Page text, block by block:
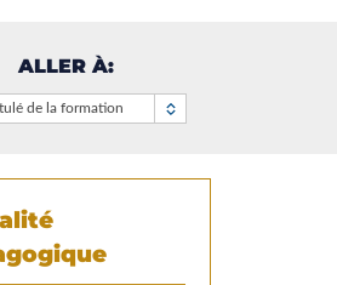
ALLER À:
de la formation